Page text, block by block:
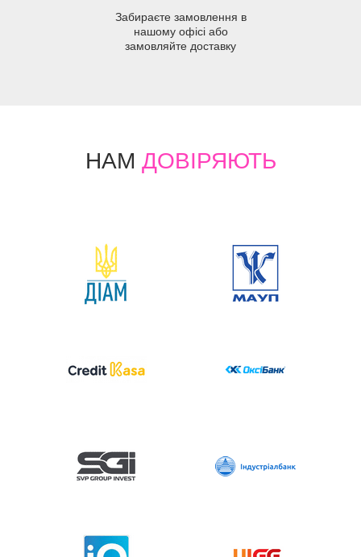
Забираєте замовлення в
нашому офісі або
замовляйте доставку
НАМ ДОВІРЯЮТЬ